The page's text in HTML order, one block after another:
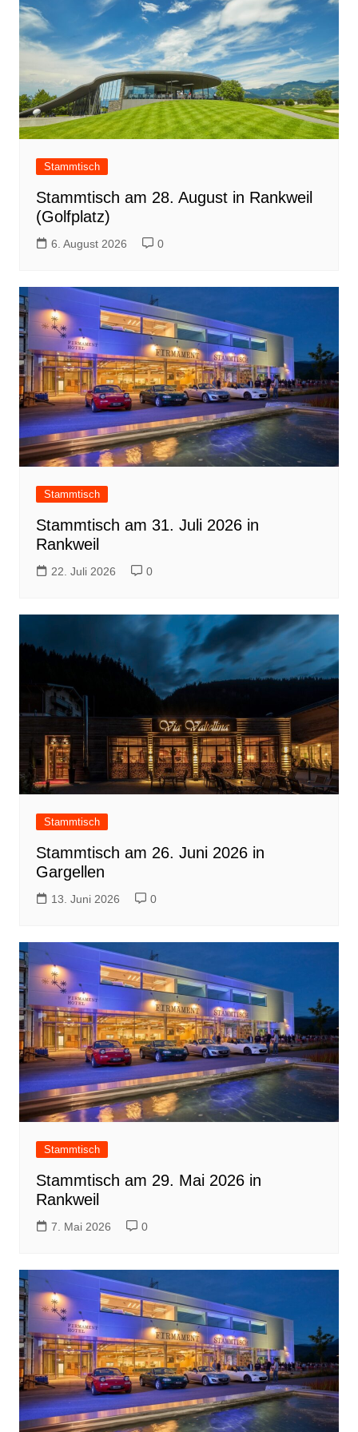
Stammtisch
Stammtisch am 28. August in Rankweil
(Golfplatz)
6. August 2026 0
Stammtisch
Stammtisch am 31. Juli 2026 in
Rankweil
22. Juli 2026 0
Stammtisch
Stammtisch am 26. Juni 2026 in
Gargellen
13. Juni 2026 0
Stammtisch
Stammtisch am 29. Mai 2026 in
Rankweil
7. Mai 2026 0